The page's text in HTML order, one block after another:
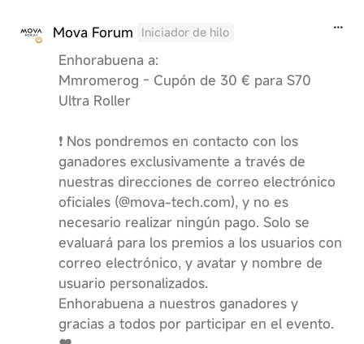
Mova Forum Iniciador de hilo
Enhorabuena a:
Mmromerog - Cupón de 30 € para S70
Ultra Roller
❗️ Nos pondremos en contacto con los
ganadores exclusivamente a través de
nuestras direcciones de correo electrónico
oficiales (@mova-tech.com), y no es
necesario realizar ningún pago. Solo se
evaluará para los premios a los usuarios con
correo electrónico, y avatar y nombre de
usuario personalizados.
Enhorabuena a nuestros ganadores y
gracias a todos por participar en el evento.